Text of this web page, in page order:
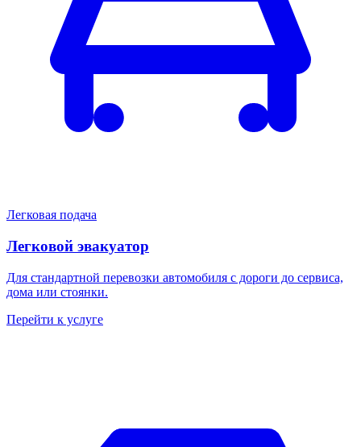
Легковая подача
Легковой эвакуатор
Для стандартной перевозки автомобиля с дороги до сервиса,
дома или стоянки.
Перейти к услуге